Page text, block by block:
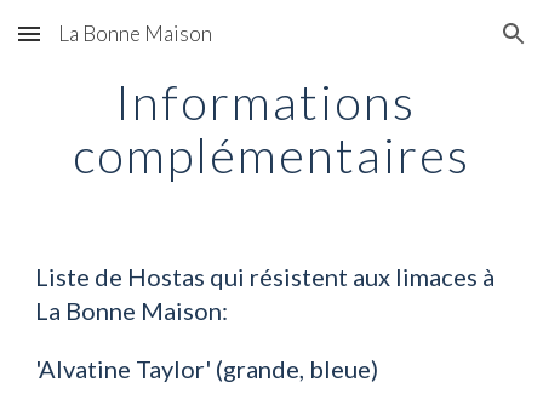
Skip to main content Skip to navigation
La Bonne Maison
Informations
complémentaires
Liste de Hostas qui résistent aux limaces à
La Bonne Maison:
'Alvatine Taylor' (grande, bleue)